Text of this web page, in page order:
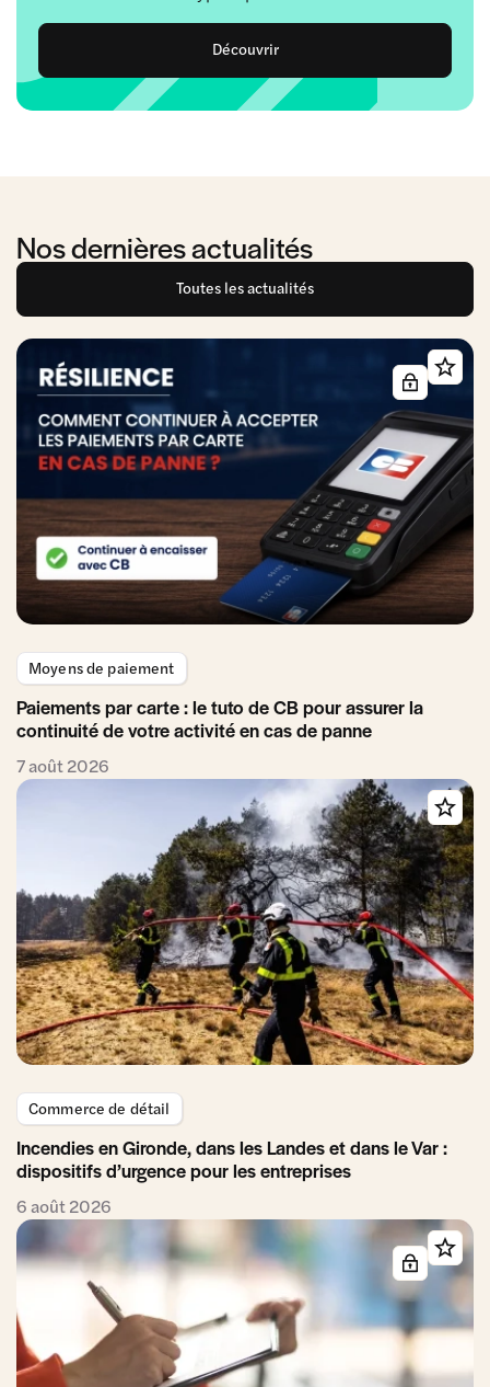
Découvrir
Nos dernières actualités
Toutes les actualités
Moyens de paiement
Paiements par carte : le tuto de CB pour assurer la
continuité de votre activité en cas de panne
7 août 2026
Commerce de détail
Incendies en Gironde, dans les Landes et dans le Var :
dispositifs d’urgence pour les entreprises
6 août 2026